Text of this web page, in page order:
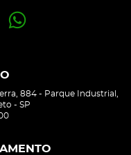
884- Parque Industrial,
- SP